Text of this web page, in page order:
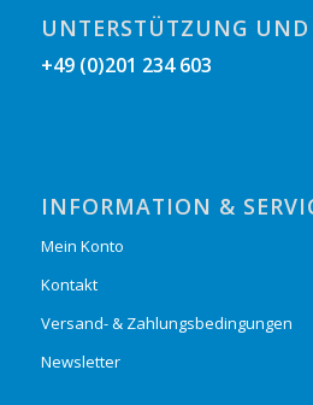
UNTERSTÜTZUNG
+49 (0)201 234 603
INFORMATION &
Mein Konto
Kontakt
Versand- & Zahlungsbedingungen
Newsletter